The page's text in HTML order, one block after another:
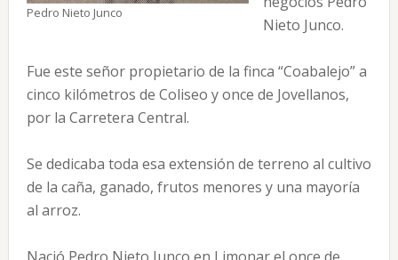
Pedro Nieto Junco
Nieto Junco.
Fue este señor propietario de la finca “Coabalejo” a
cinco kilómetros de Coliseo y once de Jovellanos,
por la Carretera Central.
Se dedicaba toda esa extensión de terreno al cultivo
de la caña, ganado, frutos menores y una mayoría
al arroz.